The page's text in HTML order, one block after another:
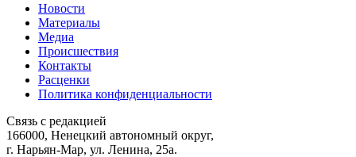
Новости
Материалы
Медиа
Происшествия
Контакты
Расценки
Политика конфиденциальности
Связь с редакцией
166000, Ненецкий автономный округ,
г. Нарьян-Мар, ул. Ленина, 25а.